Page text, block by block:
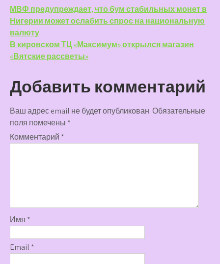
Навигация
по
записям
МВФ предупреждает, что бум стабильных монет в
Нигерии может ослабить спрос на национальную
валюту
В кировском ТЦ «Максимум» открылся магазин
«Вятские рассветы»
Добавить комментарий
Ваш адрес email не будет опубликован.Обязательные
поля помечены *
Комментарий *
Имя *
Email *